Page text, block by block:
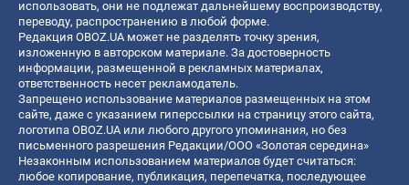
использовать, они не подлежат дальнейшему воспроизводству,
переводу, распространению в любой форме.
Редакция OBOZ.UA может не разделять точку зрения,
изложенную в авторском материале. За достоверность
информации, размещенной в рекламных материалах,
ответственность несет рекламодатель.
Запрещено использование материалов размещенных на этом
сайте, даже с указанием гиперссылки на страницу этого сайта,
логотипа OBOZ.UA или любого другого упоминания, но без
письменного разрешения Редакции/ООО «Золотая середина»
Незаконным использованием материалов будет считаться:
любое копирование, публикация, перепечатка, последующее